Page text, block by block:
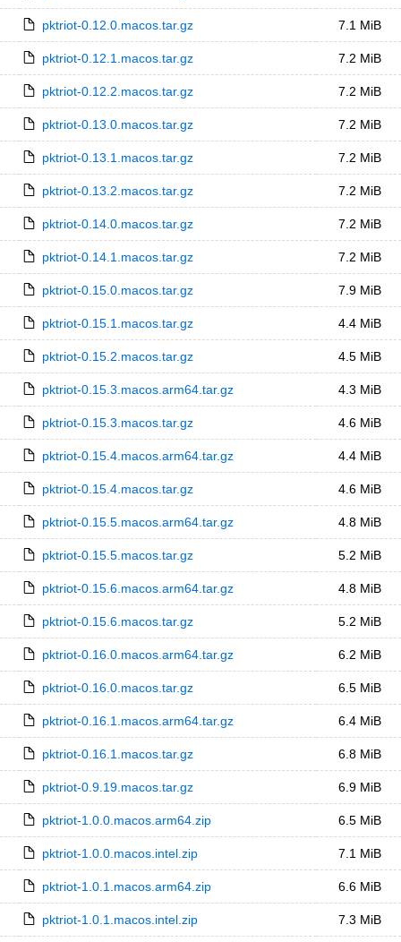
pktriot-0.12.0.macos.tar.gz 7.1 MiB
pktriot-0.12.1.macos.tar.gz 7.2 MiB
pktriot-0.12.2.macos.tar.gz 7.2 MiB
pktriot-0.13.0.macos.tar.gz 7.2 MiB
pktriot-0.13.1.macos.tar.gz 7.2 MiB
pktriot-0.13.2.macos.tar.gz 7.2 MiB
pktriot-0.14.0.macos.tar.gz 7.2 MiB
pktriot-0.14.1.macos.tar.gz 7.2 MiB
pktriot-0.15.0.macos.tar.gz 7.9 MiB
pktriot-0.15.1.macos.tar.gz 4.4 MiB
pktriot-0.15.2.macos.tar.gz 4.5 MiB
pktriot-0.15.3.macos.arm64.tar.gz 4.3 MiB
pktriot-0.15.3.macos.tar.gz 4.6 MiB
pktriot-0.15.4.macos.arm64.tar.gz 4.4 MiB
pktriot-0.15.4.macos.tar.gz 4.6 MiB
pktriot-0.15.5.macos.arm64.tar.gz 4.8 MiB
pktriot-0.15.5.macos.tar.gz 5.2 MiB
pktriot-0.15.6.macos.arm64.tar.gz 4.8 MiB
pktriot-0.15.6.macos.tar.gz 5.2 MiB
pktriot-0.16.0.macos.arm64.tar.gz 6.2 MiB
pktriot-0.16.0.macos.tar.gz 6.5 MiB
pktriot-0.16.1.macos.arm64.tar.gz 6.4 MiB
pktriot-0.16.1.macos.tar.gz 6.8 MiB
pktriot-0.9.19.macos.tar.gz 6.9 MiB
pktriot-1.0.0.macos.arm64.zip 6.5 MiB
pktriot-1.0.0.macos.intel.zip 7.1 MiB
pktriot-1.0.1.macos.arm64.zip 6.6 MiB
pktriot-1.0.1.macos.intel.zip 7.3 MiB